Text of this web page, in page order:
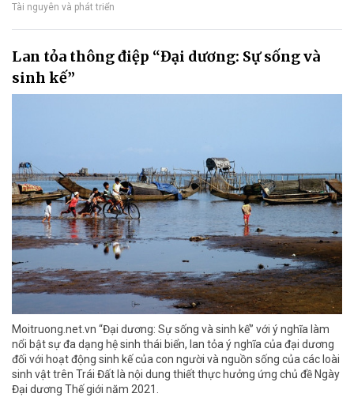
Tài nguyên và phát triển
Lan tỏa thông điệp “Đại dương: Sự sống và
sinh kế”
Moitruong.net.vn “Đại dương: Sự sống và sinh kế” với ý nghĩa làm
nổi bật sự đa dạng hệ sinh thái biển, lan tỏa ý nghĩa của đại dương
đối với hoạt động sinh kế của con người và nguồn sống của các loài
sinh vật trên Trái Đất là nội dung thiết thực hưởng ứng chủ đề Ngày
Đại dương Thế giới năm 2021.